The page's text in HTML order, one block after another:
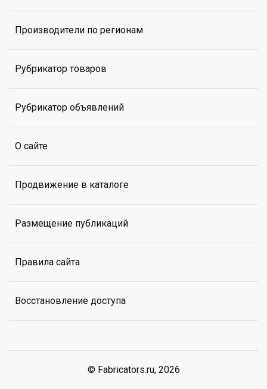
Производители по регионам
Рубрикатор товаров
Рубрикатор объявлений
О сайте
Продвижение в каталоге
Размещение публикаций
Правила сайта
Восстановление доступа
© Fabricators.ru, 2026